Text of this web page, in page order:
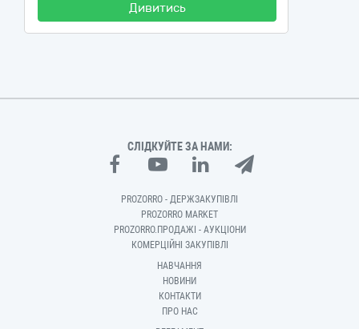
Дивитись
СЛІДКУЙТЕ ЗА НАМИ:
PROZORRO - ДЕРЖЗАКУПІВЛІ
PROZORRO MARKET
PROZORRO.ПРОДАЖІ - АУКЦІОНИ
КОМЕРЦІЙНІ ЗАКУПІВЛІ
НАВЧАННЯ
НОВИНИ
КОНТАКТИ
ПРО НАС